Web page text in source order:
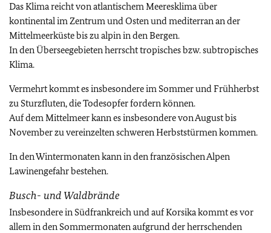
Das Klima reicht von atlantischem Meeresklima über
kontinental im Zentrum und Osten und mediterran an der
Mittelmeerküste bis zu alpin in den Bergen.
In den Überseegebieten herrscht tropisches bzw. subtropisches
Klima.
Vermehrt kommt es insbesondere im Sommer und Frühherbst
zu Sturzfluten, die Todesopfer fordern können.
Auf dem Mittelmeer kann es insbesondere von August bis
November zu vereinzelten schweren Herbststürmen kommen.
In den Wintermonaten kann in den französischen Alpen
Lawinengefahr bestehen.
Busch- und Waldbrände
Insbesondere in Südfrankreich und auf Korsika kommt es vor
allem in den Sommermonaten aufgrund der herrschenden